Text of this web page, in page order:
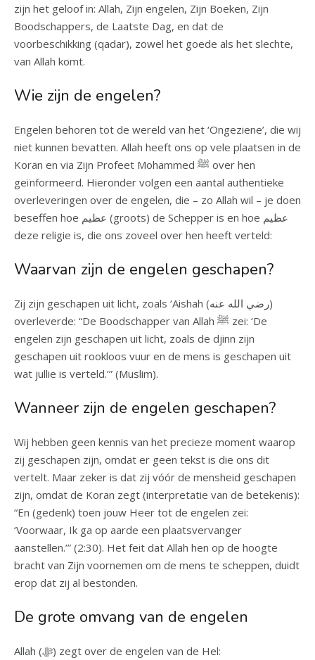
zijn het geloof in: Allah, Zijn engelen, Zijn Boeken, Zijn
Boodschappers, de Laatste Dag, en dat de
voorbeschikking (qadar), zowel het goede als het slechte,
van Allah komt.
Wie zijn de engelen?
Engelen behoren tot de wereld van het ‘Ongeziene’, die wij
niet kunnen bevatten. Allah heeft ons op vele plaatsen in de
Koran en via Zijn Profeet Mohammed ﷺ over hen
geïnformeerd. Hieronder volgen een aantal authentieke
overleveringen over de engelen, die – zo Allah wil – je doen
beseffen hoe عظیم (groots) de Schepper is en hoe عظیم
deze religie is, die ons zoveel over hen heeft verteld:
Waarvan zijn de engelen geschapen?
Zij zijn geschapen uit licht, zoals ‘Aishah (رضي الله عنه)
overleverde: “De Boodschapper van Allah ﷺ zei: ‘De
engelen zijn geschapen uit licht, zoals de djinn zijn
geschapen uit rookloos vuur en de mens is geschapen uit
wat jullie is verteld.’” (Muslim).
Wanneer zijn de engelen geschapen?
Wij hebben geen kennis van het precieze moment waarop
zij geschapen zijn, omdat er geen tekst is die ons dit
vertelt. Maar zeker is dat zij vóór de mensheid geschapen
zijn, omdat de Koran zegt (interpretatie van de betekenis):
“En (gedenk) toen jouw Heer tot de engelen zei:
‘Voorwaar, Ik ga op aarde een plaatsvervanger
aanstellen.’” (2:30). Het feit dat Allah hen op de hoogte
bracht van Zijn voornemen om de mens te scheppen, duidt
erop dat zij al bestonden.
De grote omvang van de engelen
Allah (ﷻ) zegt over de engelen van de Hel: